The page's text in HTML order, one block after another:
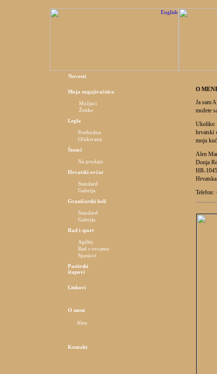
Novosti
Moja uzgajivačnica
Mužjaci
Ženke
Legla
Prethodna
Očekivana
Štenci
Na prodaju
Hrvatski ovčar
Standard
Galerija
Graničarski koli
Standard
Galerija
Rad i sport
Agility
Rad s ovcama
Spasioci
Pastirski
štapovi
Linkovi
O meni
Alen
Kontakt
O MENI
Ja sam
možete
Ukoliko
hrvatski
moju
Alen
Donja
HR-
Hrvatska
Telefon: